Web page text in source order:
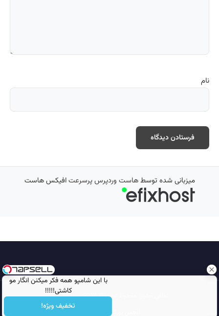
با این شامپو همه فکر میکنن انگار مو
کاشتی!!!!!
تخفیف ویژه!
نام
میزبانی شده توسطهاست وردپرس پرسرعتافیکس هاست
تمامی حقوق محفوظ است © 2026
مجله نورگرام
انجمن نورگرام